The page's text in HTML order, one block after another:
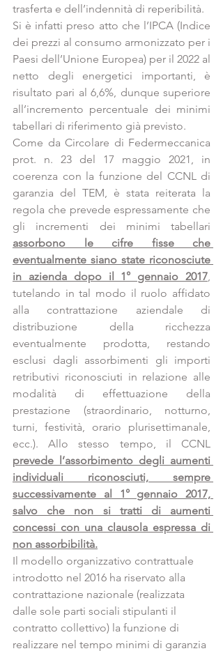
trasferta e dell’indennità di reperibilità.
Si è infatti preso atto che l’IPCA (Indice
dei prezzi al consumo armonizzato per i
Paesi dell’Unione Europea) per il 2022 al
netto degli energetici importanti, è
risultato pari al 6,6%, dunque superiore
all’incremento percentuale dei minimi
tabellari di riferimento già previsto.
Come da Circolare di Federmeccanica
prot. n. 23 del 17 maggio 2021, in
coerenza con la funzione del CCNL di
garanzia del TEM, è stata reiterata la
regola che prevede espressamente che
assorbono le cifre fisse che
eventualmente siano state riconosciute
in azienda dopo il 1° gennaio 2017,
tutelando in tal modo il ruolo affidato
alla contrattazione aziendale di
distribuzione della ricchezza
eventualmente prodotta, restando
esclusi dagli assorbimenti gli importi
retributivi riconosciuti in relazione alle
modalità di effettuazione della
prestazione (straordinario, notturno,
turni, festività, orario plurisettimanale,
prevede l’assorbimento degli aumenti
individuali riconosciuti, sempre
successivamente al 1° gennaio 2017,
salvo che non si tratti di aumenti
concessi con una clausola espressa di
non assorbibilità.
Il modello organizzativo contrattuale
introdotto nel 2016 ha riservato alla
contrattazione nazionale (realizzata
dalle sole parti sociali stipulanti il
contratto collettivo) la funzione di
realizzare nel tempo minimi di garanzia